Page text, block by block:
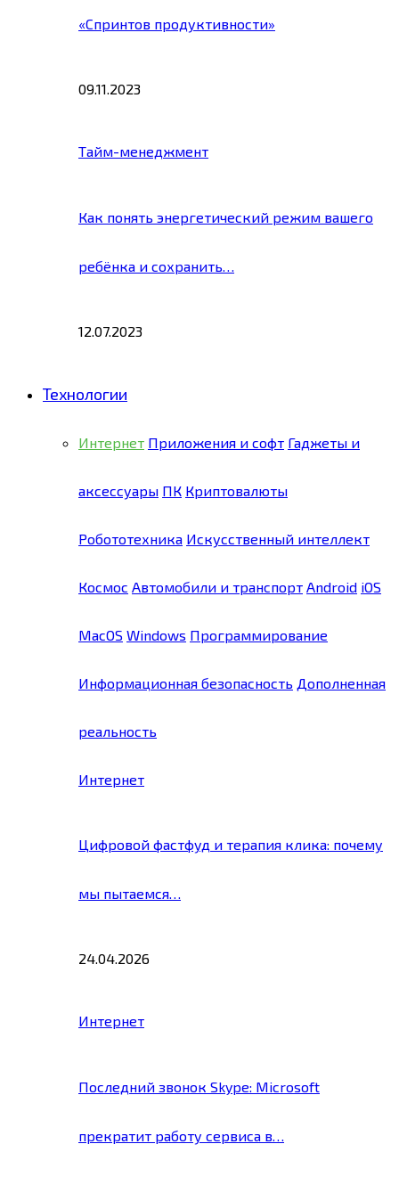
«Спринтов продуктивности»
09.11.2023
Тайм-менеджмент
Как понять энергетический режим вашего
ребёнка и сохранить…
12.07.2023
Технологии
Интернет Приложения и софт Гаджеты и
аксессуары ПК Криптовалюты
Робототехника Искусственный интеллект
Космос Автомобили и транспорт Android iOS
MacOS Windows Программирование
Информационная безопасность Дополненная
реальность
Интернет
Цифровой фастфуд и терапия клика: почему
мы пытаемся…
24.04.2026
Интернет
Последний звонок Skype: Microsoft
прекратит работу сервиса в…